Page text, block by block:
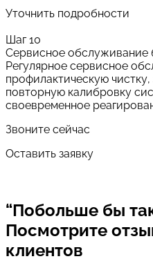
Уточнить подробности
Шаг 10
Сервисное обслуживание
Регулярное сервисное
профилактическую
повторную калибровку
своевременное
Звоните сейчас
Оставить заявку
“Побольше бы
Посмотрите
клиентов